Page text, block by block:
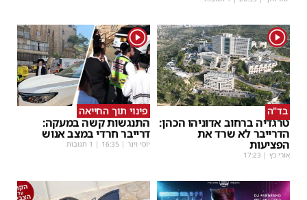
1
בד"ה
טרגדיה ברחוב אדוניהו הכהן:
הדרייבר לא שרד את
הפציעות
אורי כץ |
17:23
1
פינוי תוך החייאה
התנגשות קשה במעקה:
דרייבר חרדי במצב אנוש
יוסי וינר |
16:35 | 1 תגובות